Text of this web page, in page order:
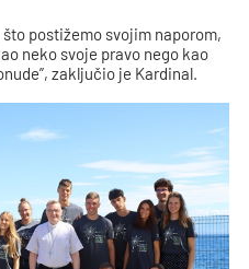
postižemo svojim naporom,
neko svoje pravo nego kao
zaključio je Kardinal.